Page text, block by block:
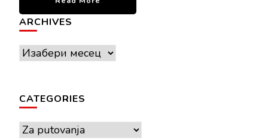
ARCHIVES
Archives
CATEGORIES
Categories